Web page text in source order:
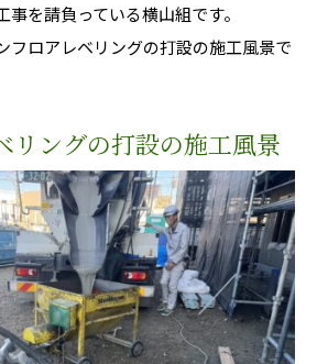
を請負っている横山組です。
フロアレベリングの打設の施工風景で
リングの打設の施工風景